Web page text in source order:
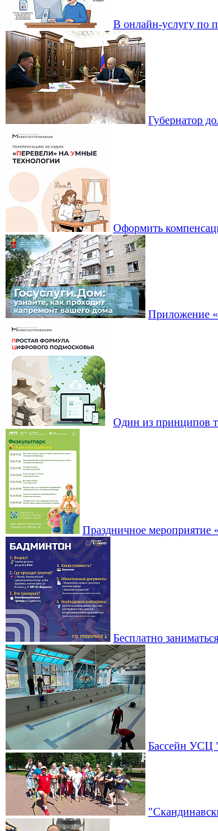
В онлайн-услугу по
Губернатор
Оформить
Приложение
Один из принципов
Праздничное мероприятие
Бесплатно
Бассейн УСЦ